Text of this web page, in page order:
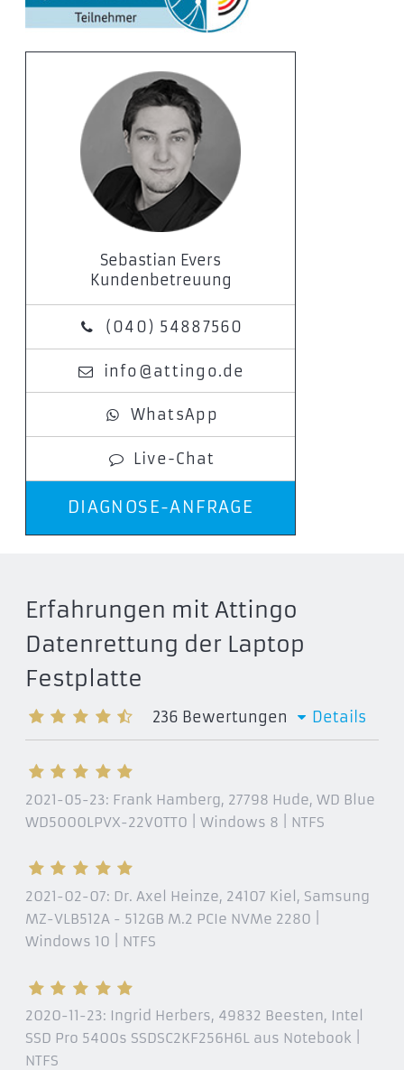
Sebastian Evers
Kundenbetreuung
(040) 54887560
info@attingo.de
WhatsApp
Live-Chat
DIAGNOSE-ANFRAGE
Erfahrungen mit Attingo
Datenrettung der Laptop
Festplatte
236 Bewertungen Details
2021-05-23: Frank Hamberg, 27798 Hude, WD Blue
WD5000LPVX-22V0TT0 | Windows 8 | NTFS
2021-02-07: Dr. Axel Heinze, 24107 Kiel, Samsung
MZ-VLB512A - 512GB M.2 PCIe NVMe 2280 |
Windows 10 | NTFS
2020-11-23: Ingrid Herbers, 49832 Beesten, Intel
SSD Pro 5400s SSDSC2KF256H6L aus Notebook |
NTFS